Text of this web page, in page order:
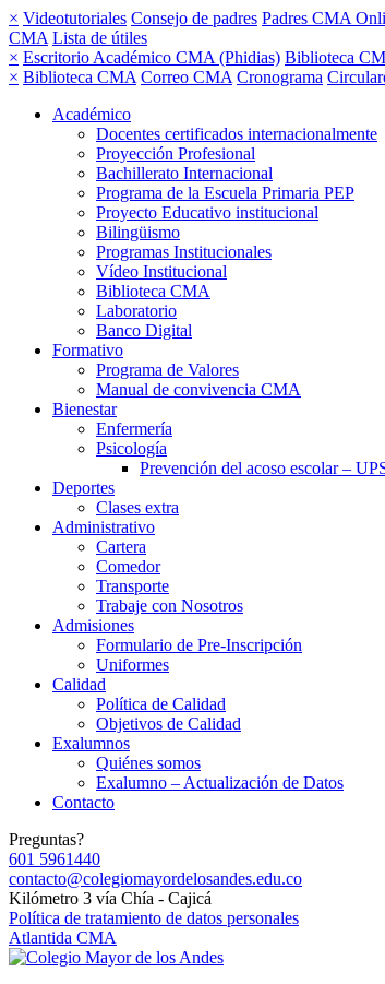
× Videotutoriales Consejo de padres Padres CMA
CMA Lista de útiles
× Escritorio Académico CMA (Phidias) Biblioteca
× Biblioteca CMA Correo CMA Cronograma
Académico
Docentes certificados internacionalmente
Proyección Profesional
Bachillerato Internacional
Programa de la Escuela Primaria PEP
Proyecto Educativo institucional
Bilingüismo
Programas Institucionales
Vídeo Institucional
Biblioteca CMA
Laboratorio
Banco Digital
Formativo
Programa de Valores
Manual de convivencia CMA
Bienestar
Enfermería
Psicología
Prevención del acoso escolar –
Deportes
Clases extra
Administrativo
Cartera
Comedor
Transporte
Trabaje con Nosotros
Admisiones
Formulario de Pre-Inscripción
Uniformes
Calidad
Política de Calidad
Objetivos de Calidad
Exalumnos
Quiénes somos
Exalumno – Actualización de Datos
Contacto
Preguntas?
601 5961440
contacto@colegiomayordelosandes.edu.co
Kilómetro 3 vía Chía - Cajicá
Política de tratamiento de datos personales
Atlantida CMA